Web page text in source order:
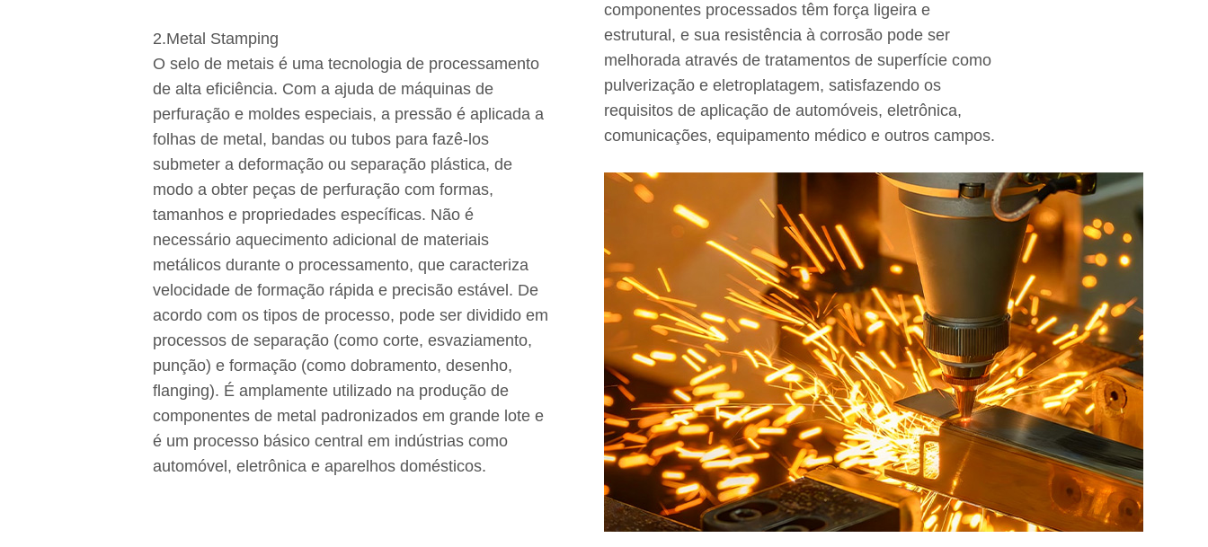
2.Metal Stamping
O selo de metais é uma tecnologia de processamento
de alta eficiência. Com a ajuda de máquinas de
perfuração e moldes especiais, a pressão é aplicada a
folhas de metal, bandas ou tubos para fazê-los
submeter a deformação ou separação plástica, de
modo a obter peças de perfuração com formas,
tamanhos e propriedades específicas. Não é
necessário aquecimento adicional de materiais
metálicos durante o processamento, que caracteriza
velocidade de formação rápida e precisão estável. De
acordo com os tipos de processo, pode ser dividido em
processos de separação (como corte, esvaziamento,
punção) e formação (como dobramento, desenho,
flanging). É amplamente utilizado na produção de
componentes de metal padronizados em grande lote e
é um processo básico central em indústrias como
automóvel, eletrônica e aparelhos domésticos.
componentes processados têm força ligeira e
estrutural, e sua resistência à corrosão pode ser
melhorada através de tratamentos de superfície como
pulverização e eletroplatagem, satisfazendo os
requisitos de aplicação de automóveis, eletrônica,
comunicações, equipamento médico e outros campos.